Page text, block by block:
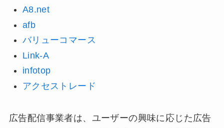
A8.net
afb
バリューコマース
Link-A
infotop
アクセストレード
広告配信事業者は、ユーザーの興味に応じた広告